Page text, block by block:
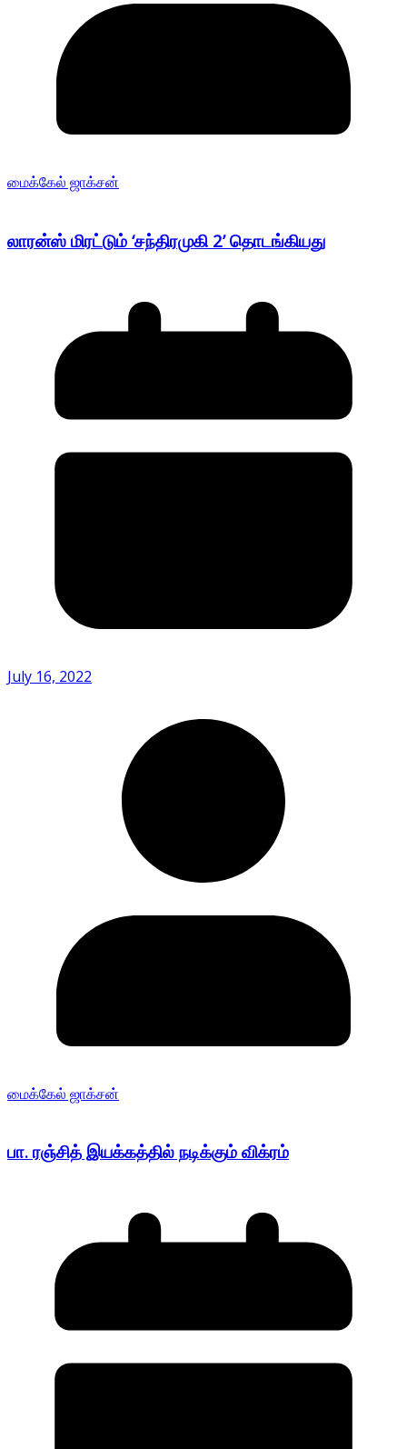
மைக்கேல் ஜாக்சன்
லாரன்ஸ் மிரட்டும் ‘சந்திரமுகி 2’ தொடங்கியது
July 16, 2022
மைக்கேல் ஜாக்சன்
பா. ரஞ்சித் இயக்கத்தில் நடிக்கும் விக்ரம்